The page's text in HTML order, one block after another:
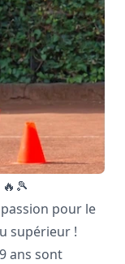
🔥🎾
pour le
supérieur !
ans sont